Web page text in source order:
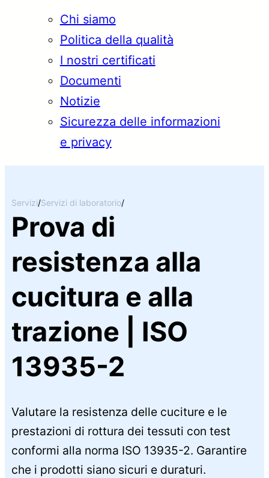
Chi siamo
Politica della qualità
I nostri certificati
Documenti
Notizie
Sicurezza delle informazioni
e privacy
Servizi/Servizi di laboratorio/
Prova di
resistenza alla
cucitura e alla
trazione | ISO
13935-2
Valutare la resistenza delle cuciture e le
prestazioni di rottura dei tessuti con test
conformi alla norma ISO 13935-2. Garantire
che i prodotti siano sicuri e duraturi.